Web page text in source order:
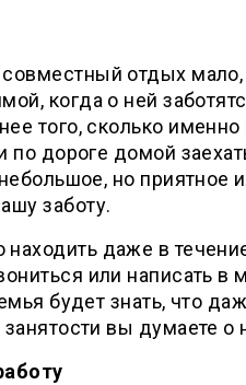
отдых
когда о ней
того, сколько
по дороге домой
но приятное
заботу.
даже в
или написать
будет знать, что
вы думаете о